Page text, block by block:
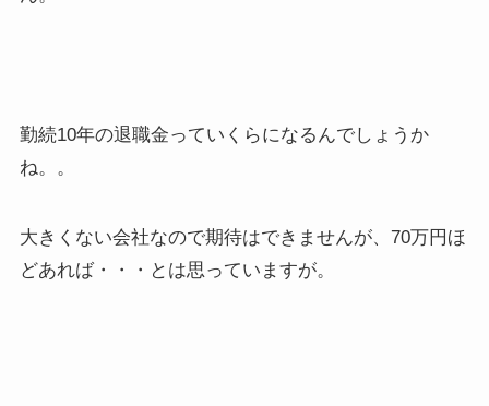
勤続10年の退職金っていくらになるんでしょうか
ね。。
大きくない会社なので期待はできませんが、70万円ほ
どあれば・・・とは思っていますが。